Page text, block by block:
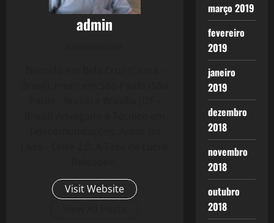
admin
Visit Website
março 2019
fevereiro
2019
janeiro
2019
dezembro
2018
novembro
2018
outubro
2018